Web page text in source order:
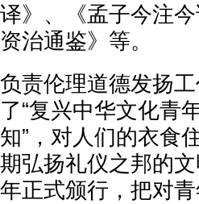
译》、《孟子今注
资治通鉴》等。
负责伦理道德发扬
了“复兴中华文化青
知”，对人们的衣食
期弘扬礼仪之邦的
年正式颁行，把对